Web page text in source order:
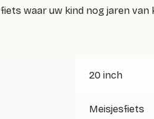
waar uw kind nog jaren van
20 inch
Meisjesfiets